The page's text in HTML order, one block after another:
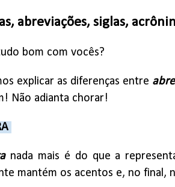
abreviações, siglas,
bom com vocês?
explicar as diferenças entre
Não adianta chorar!
nada mais é do que a
mantém os acentos e, no final,